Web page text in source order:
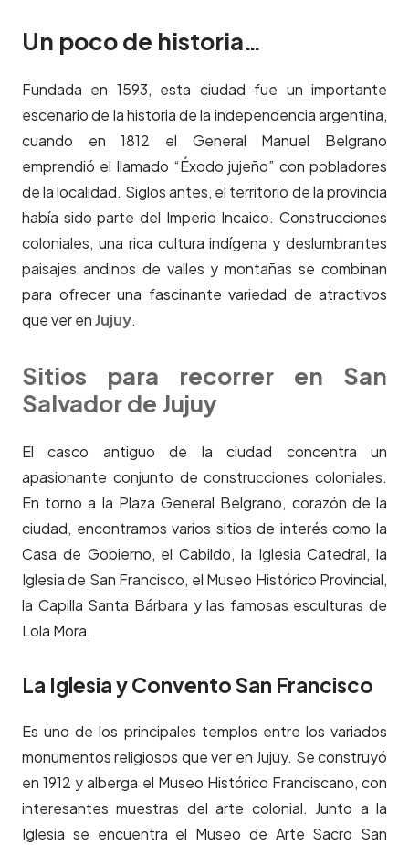
Un poco de historia…
Fundada en 1593, esta ciudad fue un importante
escenario de la historia de la independencia argentina,
cuando en 1812 el General Manuel Belgrano
emprendió el llamado “Éxodo jujeño” con pobladores
de la localidad. Siglos antes, el territorio de la provincia
había sido parte del Imperio Incaico. Construcciones
coloniales, una rica cultura indígena y deslumbrantes
paisajes andinos de valles y montañas se combinan
para ofrecer una fascinante variedad de atractivos
que ver enJujuy.
Sitios para recorrer en San
Salvador de Jujuy
El casco antiguo de la ciudad concentra un
apasionante conjunto de construcciones coloniales.
En torno a la Plaza General Belgrano, corazón de la
ciudad, encontramos varios sitios de interés como la
Casa de Gobierno, el Cabildo, la Iglesia Catedral, la
Iglesia de San Francisco, el Museo Histórico Provincial,
la Capilla Santa Bárbara y las famosas esculturas de
Lola Mora.
La Iglesia y Convento San Francisco
Es uno de los principales templos entre los variados
monumentos religiosos que ver en Jujuy. Se construyó
en 1912 y alberga el Museo Histórico Franciscano, con
interesantes muestras del arte colonial. Junto a la
Iglesia se encuentra el Museo de Arte Sacro San